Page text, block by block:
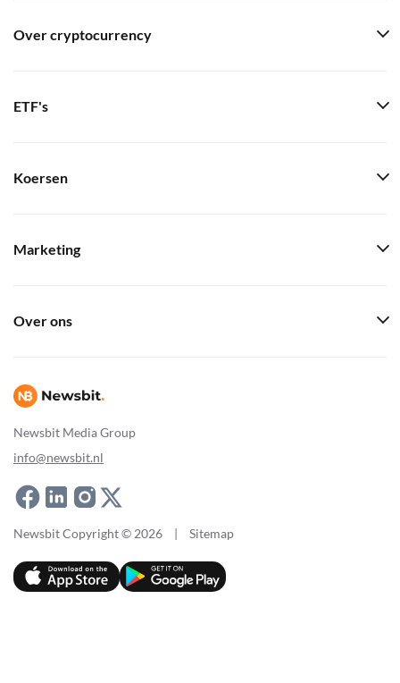
Newsbit Media Group
info@newsbit.nl
Over cryptocurrency
ETF's
Koersen
Marketing
Over ons
Newsbit Copyright © 2026 | Sitemap